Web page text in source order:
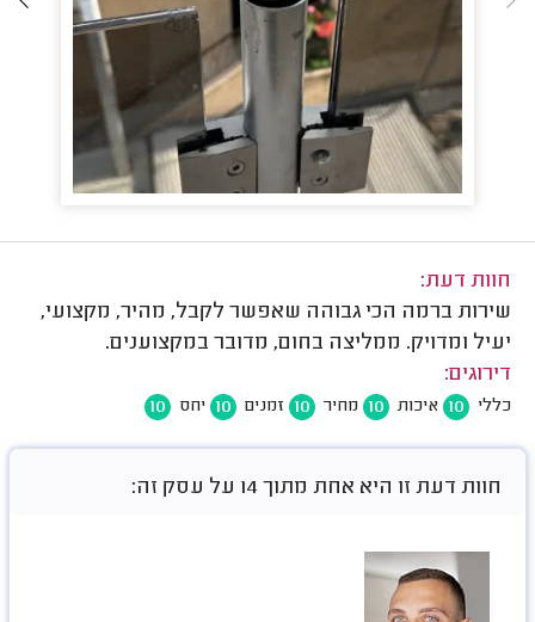
חוות דעת:
שירות ברמה הכי גבוהה שאפשר לקבל, מהיר, מקצועי,
יעיל ומדויק. ממליצה בחום, מדובר במקצוענים.
דירוגים:
כללי 10 איכות 10 מחיר 10 זמנים 10 יחס 10
חוות דעת זו היא אחת מתוך 14 על עסק זה: